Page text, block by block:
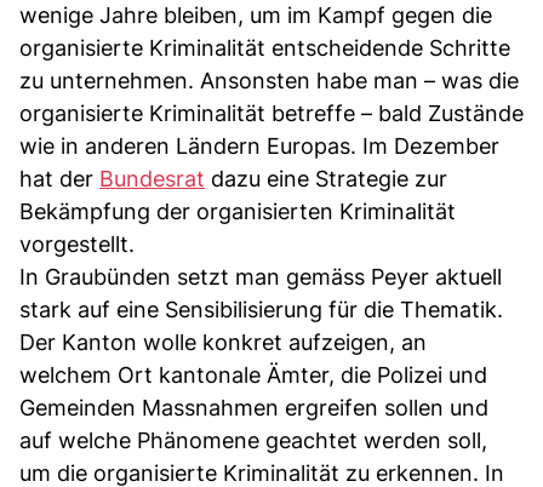
wenige Jahre bleiben, um im Kampf gegen die
organisierte Kriminalität entscheidende Schritte
zu unternehmen. Ansonsten habe man – was die
organisierte Kriminalität betreffe – bald Zustände
wie in anderen Ländern Europas. Im Dezember
hat der Bundesrat dazu eine Strategie zur
Bekämpfung der organisierten Kriminalität
vorgestellt.
In Graubünden setzt man gemäss Peyer aktuell
stark auf eine Sensibilisierung für die Thematik.
Der Kanton wolle konkret aufzeigen, an
welchem Ort kantonale Ämter, die Polizei und
Gemeinden Massnahmen ergreifen sollen und
auf welche Phänomene geachtet werden soll,
um die organisierte Kriminalität zu erkennen. In